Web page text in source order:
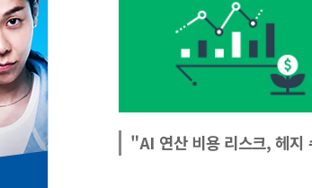
"AI 연산 비용 리스크, 헤